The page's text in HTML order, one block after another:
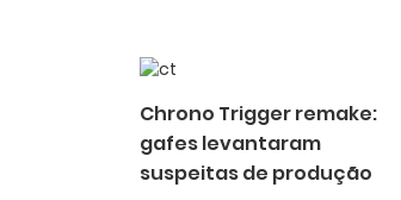
Chrono Trigger remake:
gafes levantaram
suspeitas de produção